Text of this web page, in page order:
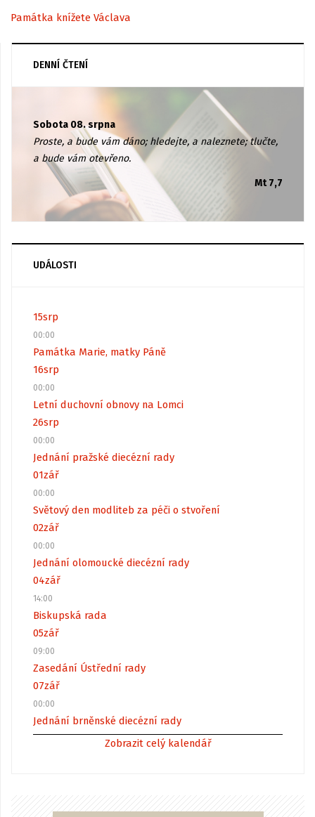
Památka knížete Václava
DENNÍ ČTENÍ
Sobota 08. srpna
Proste, a bude vám dáno; hledejte, a naleznete; tlučte,
a bude vám otevřeno.
Mt 7,7
UDÁLOSTI
15srp
00:00
Památka Marie, matky Páně
16srp
00:00
Letní duchovní obnovy na Lomci
26srp
00:00
Jednání pražské diecézní rady
01zář
00:00
Světový den modliteb za péči o stvoření
02zář
00:00
Jednání olomoucké diecézní rady
04zář
14:00
Biskupská rada
05zář
09:00
Zasedání Ústřední rady
07zář
00:00
Jednání brněnské diecézní rady
Zobrazit celý kalendář